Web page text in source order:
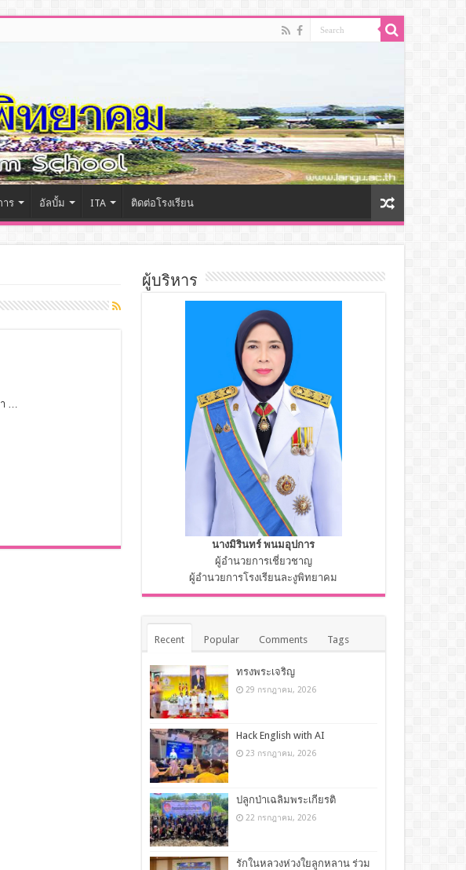
าร อัลบั้ม ITA ติดต่อโรงเรียน
ำ …
ผู้บริหาร
นางมิรินทร์ พนมอุปการ
ผู้อำนวยการเชี่ยวชาญ
ผู้อำนวยการโรงเรียนละงูพิทยาคม
Recent Popular Comments Tags
ทรงพระเจริญ
29 กรกฎาคม, 2026
Hack English with AI
23 กรกฎาคม, 2026
ปลูกป่าเฉลิมพระเกียรติ
22 กรกฎาคม, 2026
รักในหลวงห่วงใยลูกหลาน ร่วม